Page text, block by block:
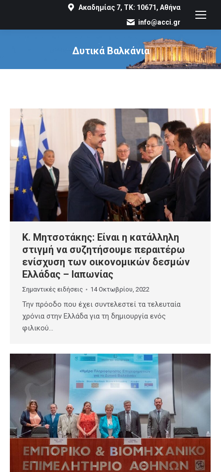
Ακαδημίας 7, ΤΚ: 10671, Αθήνα
info@acci.gr
Δυτικά Βαλκάνια
You are here:
Κ. Μητσοτάκης: Είναι η κατάλληλη
στιγμή να συζητήσουμε περαιτέρω
ενίσχυση των οικονομικών δεσμών
Ελλάδας – Ιαπωνίας
Σημαντικές ειδήσεις 14 Οκτωβρίου, 2022
Την πρόοδο που έχει συντελεστεί τα τελευταία
χρόνια στην Ελλάδα για τη δημιουργία ενός
φιλικού…